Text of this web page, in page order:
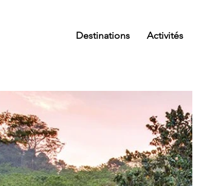
Destinations Activités